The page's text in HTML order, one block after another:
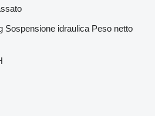
Sospensione idraulica Peso netto